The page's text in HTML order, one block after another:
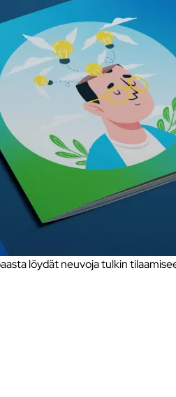
löydät neuvoja tulkin